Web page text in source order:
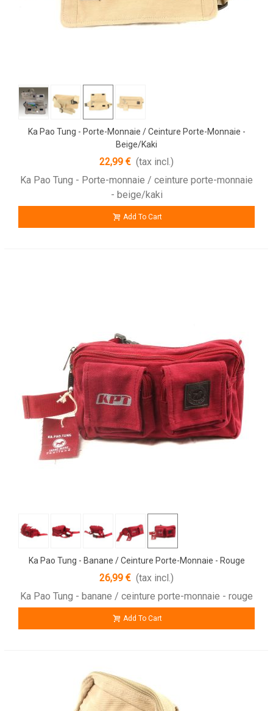
Ka Pao Tung - Porte-Monnaie / Ceinture Porte-Monnaie -
Beige/Kaki
22,99 € (tax incl.)
Ka Pao Tung - Porte-monnaie / ceinture porte-monnaie
- beige/kaki
Add To Cart
Ka Pao Tung - Banane / Ceinture Porte-Monnaie - Rouge
26,99 € (tax incl.)
Ka Pao Tung - banane / ceinture porte-monnaie - rouge
Add To Cart